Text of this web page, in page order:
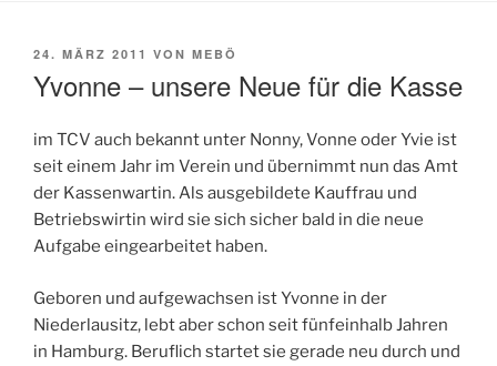
VERÖFFENTLICHT
24. MÄRZ 2011 VON MEBÖ
Yvonne – unsere Neue für die Kasse
im TCV auch bekannt unter Nonny, Vonne oder Yvie ist
seit einem Jahr im Verein und übernimmt nun das Amt
der Kassenwartin. Als ausgebildete Kauffrau und
Betriebswirtin wird sie sich sicher bald in die neue
Aufgabe eingearbeitet haben.
Geboren und aufgewachsen ist Yvonne in der
Niederlausitz, lebt aber schon seit fünfeinhalb Jahren
in Hamburg. Beruflich startet sie gerade neu durch und